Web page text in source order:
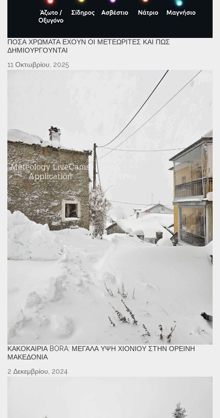
ΠΌΣΑ ΧΡΏΜΑΤΑ ΈΧΟΥΝ ΟΙ ΜΕΤΕΩΡΊΤΕΣ ΚΑΙ ΠΏΣ
ΔΗΜΙΟΥΡΓΟΎΝΤΑΙ
11 Οκτωβρίου, 2025
ΚΑΚΟΚΑΙΡΊΑ BORA: ΜΕΓΆΛΑ ΎΨΗ ΧΙΟΝΙΟΎ ΣΤΗΝ ΟΡΕΙΝΉ
ΜΑΚΕΔΟΝΊΑ
2 Δεκεμβρίου, 2024